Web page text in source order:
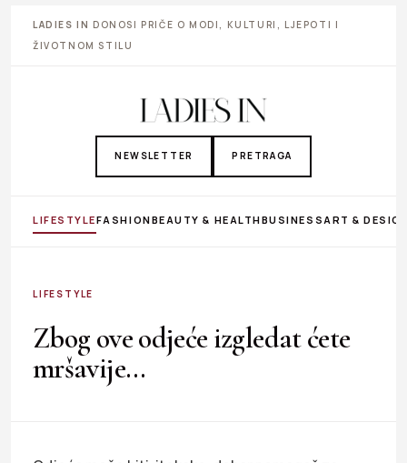
LADIES IN DONOSI PRIČE O MODI, KULTURI, LJEPOTI I
ŽIVOTNOM STILU
NEWSLETTER PRETRAGA
LIFESTYLEFASHIONBEAUTY & HEALTHBUSINESS ART &
LIFESTYLE
Zbog ove odjeće izgledat ćete
mršavije…